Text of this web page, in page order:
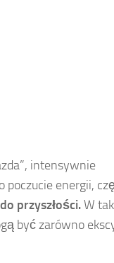
intensywnie
poczucie energii,
przyszłości.W
być zarówno